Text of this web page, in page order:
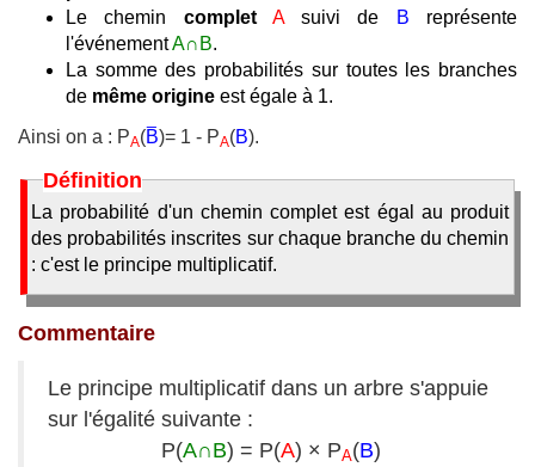
Le chemin complet Asuivi de B représente
l'événementA∩B.
La somme des probabilités sur toutes les branches
de même origine est égale à 1.
Ainsi on a : PA(B)= 1 - PA(B).
Définition
La probabilité d'un chemin complet est égal au produit
des probabilités inscrites sur chaque branche du chemin
: c'est le principe multiplicatif.
Commentaire
Le principe multiplicatif dans un arbre s'appuie
sur l'égalité suivante :
P(A∩B) = P(A) × PA(B)